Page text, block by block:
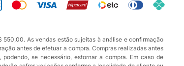
As vendas estão sujeitas à análise e confirmação
antes de efetuar a compra. Compras realizadas antes
se necessário, estornar a compra. Em caso de